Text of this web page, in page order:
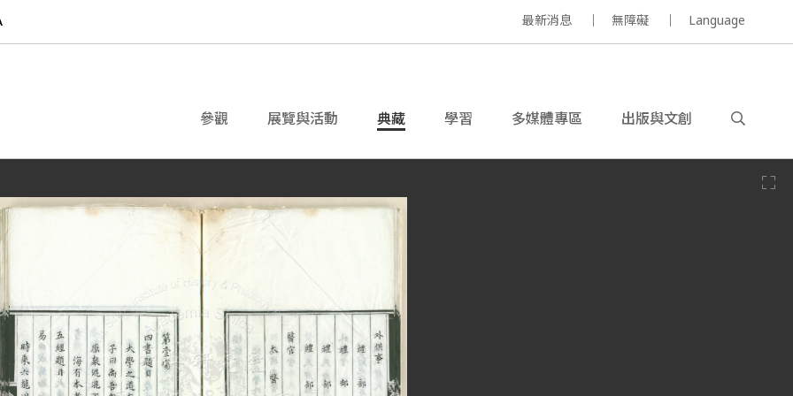
最新消息 無障礙 Language
參觀 展覽與活動 典藏 學習 多媒體專區 出版與文創